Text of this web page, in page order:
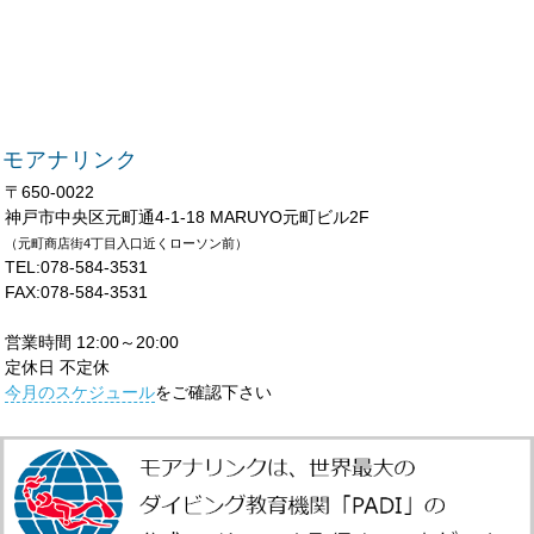
モアナリンク
〒650-0022
神戸市中央区元町通4-1-18 MARUYO元町ビル2F
（元町商店街4丁目入口近くローソン前）
TEL:078-584-3531
FAX:078-584-3531
営業時間 12:00～20:00
定休日 不定休
今月のスケジュールをご確認下さい